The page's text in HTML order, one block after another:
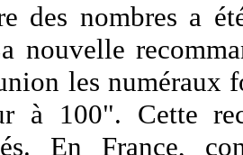
des nombres a
nouvelle
les numéraux
à 100". Cette
En France,